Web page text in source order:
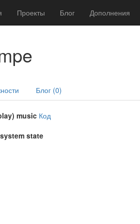
Проекты Блог Дополнения
Блог (0)
music Код
state